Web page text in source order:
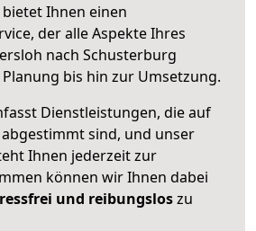
bietet Ihnen einen
der alle Aspekte Ihres
nach Schusterburg
bis hin zur Umsetzung.
Dienstleistungen, die auf
sind, und unser
Ihnen jederzeit zur
können wir Ihnen dabei
und reibungsloszu